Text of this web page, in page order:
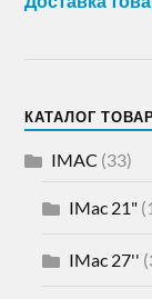
КАТАЛОГ
IMAC (33)
IMac 21"
IMac 27''